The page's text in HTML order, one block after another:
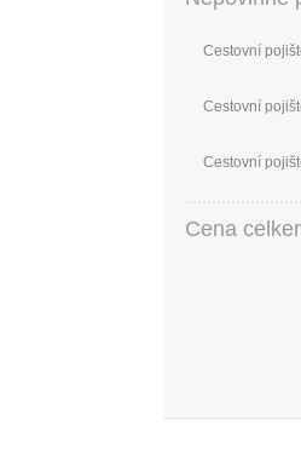
Cestovní
Cestovní
Cestovní
Cena